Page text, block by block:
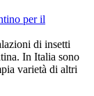
per il
di insetti
In Italia sono
varietà di altri